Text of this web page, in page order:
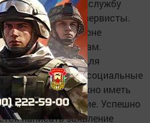
на военную службу
так и резервисты.
Новая Земля в зоне
к 1,5 годам.
тысяч рублей. Для
льготы и социальные
для этого нужно иметь
образование. Успешно
написать заявление